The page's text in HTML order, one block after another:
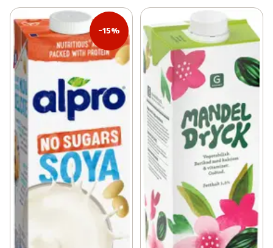
-15%